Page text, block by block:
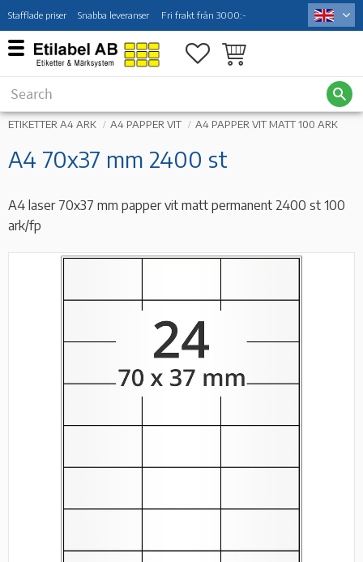
Menu
Stafflade priser Snabba leveranser Fri frakt från 3000:-
Favorites
Basket
ETIKETTER A4 ARK A4 PAPPER VIT A4 PAPPER VIT MATT 100 ARK
A4 70x37 mm 2400 st
A4 laser 70x37 mm papper vit matt permanent 2400 st 100
ark/fp